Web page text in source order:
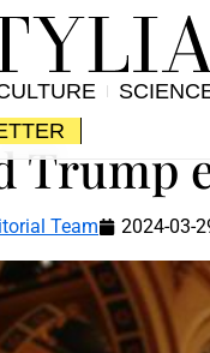
Trump
Team 2024-03-